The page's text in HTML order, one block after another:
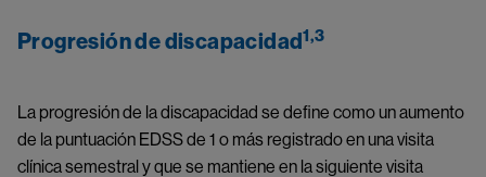
Progresión de discapacidad 1,3
La progresión de la discapacidad se define como un aumento
de la puntuación EDSS de 1 o más registrado en una visita
clínica semestral y que se mantiene en la siguiente visita